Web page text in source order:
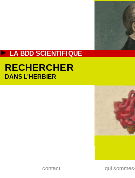
LA BDD SCIENTIFIQUE
RECHERCHER
DANS L'HERBIER
contact qui